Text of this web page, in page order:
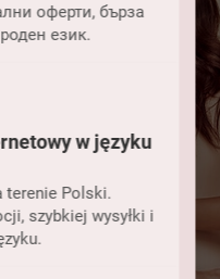
оферти, бърза
език.
w języku
terenie Polski.
szybkiej wysyłki i
Arto